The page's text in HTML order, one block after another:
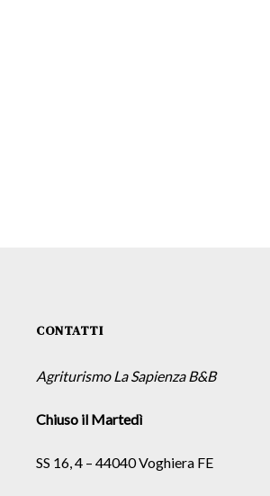
CONTATTI
Agriturismo La Sapienza B&B
Chiuso il Martedì
SS 16, 4 – 44040 Voghiera FE